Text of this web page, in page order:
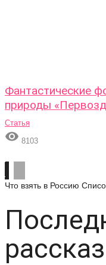
Фантастические
природы
Статья
 8103
Что взять в Россию